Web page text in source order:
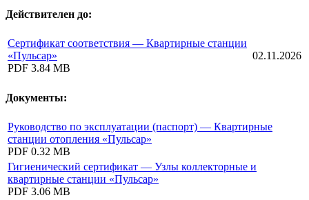
Действителен до:
Сертификат соответствия — Квартирные станции
«Пульсар»
PDF 3.84 MB
02.11.2026
Документы:
Руководство по эксплуатации (паспорт) — Квартирные
станции отопления «Пульсар»
PDF 0.32 MB
Гигиенический сертификат — Узлы коллекторные и
квартирные станции «Пульсар»
PDF 3.06 MB